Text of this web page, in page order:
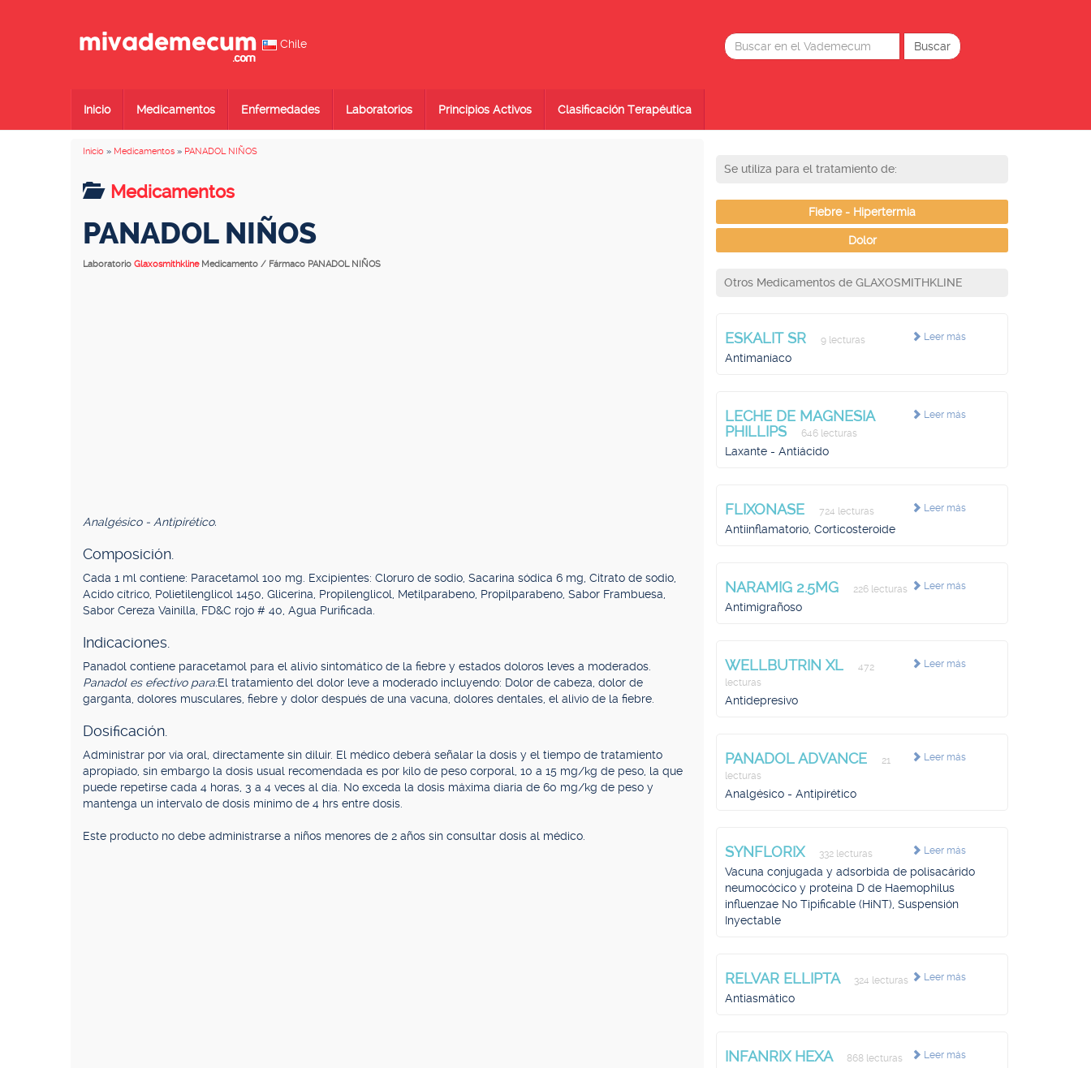
Chile
Inicio Medicamentos Enfermedades Laboratorios Principios Activos Clasificación Terapéutica
Inicio » Medicamentos » PANADOL NIÑOS
Medicamentos
PANADOL NIÑOS
Laboratorio Glaxosmithkline Medicamento / Fármaco PANADOL NIÑOS
Analgésico - Antipirético.
Composición.
Cada 1 ml contiene: Paracetamol 100 mg. Excipientes: Cloruro de sodio, Sacarina sódica 6 mg, Citrato de sodio,
Acido cítrico, Polietilenglicol 1450, Glicerina, Propilenglicol, Metilparabeno, Propilparabeno, Sabor Frambuesa,
Sabor Cereza Vainilla, FD&C rojo # 40, Agua Purificada.
Indicaciones.
Panadol contiene paracetamol para el alivio sintomático de la fiebre y estados doloros leves a moderados.
Panadol es efectivo para:El tratamiento del dolor leve a moderado incluyendo: Dolor de cabeza, dolor de
garganta, dolores musculares, fiebre y dolor después de una vacuna, dolores dentales, el alivio de la fiebre.
Dosificación.
Administrar por vía oral, directamente sin diluir. El médico deberá señalar la dosis y el tiempo de tratamiento
apropiado, sin embargo la dosis usual recomendada es por kilo de peso corporal, 10 a 15 mg/kg de peso, la que
puede repetirse cada 4 horas, 3 a 4 veces al día. No exceda la dosis máxima diaria de 60 mg/kg de peso y
mantenga un intervalo de dosis mínimo de 4 hrs entre dosis.
Este producto no debe administrarse a niños menores de 2 años sin consultar dosis al médico.
Se utiliza para el tratamiento de:
Fiebre - Hipertermia
Dolor
Otros Medicamentos de GLAXOSMITHKLINE
Leer más
ESKALIT SR 9 lecturas
Antimaníaco
Leer más
LECHE DE MAGNESIA
PHILLIPS
646 lecturas
Laxante - Antiácido
Leer más
FLIXONASE 724 lecturas
Antiinflamatorio, Corticosteroide
Leer más
NARAMIG 2.5MG 226 lecturas
Antimigrañoso
Leer más
WELLBUTRIN XL
472
lecturas
Antidepresivo
Leer más
PANADOL ADVANCE
21
lecturas
Analgésico - Antipirético
Leer más
SYNFLORIX 332 lecturas
Vacuna conjugada y adsorbida de polisacárido
neumocócico y proteína D de Haemophilus
influenzae No Tipificable (HiNT), Suspensión
Inyectable
Leer más
RELVAR ELLIPTA 324 lecturas
Antiasmático
Leer más
INFANRIX HEXA 868 lecturas